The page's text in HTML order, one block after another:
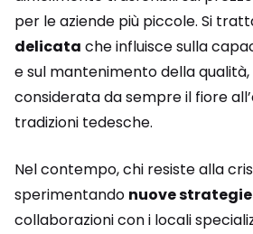
per le aziende più piccole. Si
delicata che influisce sulla
e sul mantenimento della qualità,
considerata da sempre il fiore
tradizioni tedesche.
Nel contempo, chi resiste alla
sperimentando nuove
collaborazioni con i locali